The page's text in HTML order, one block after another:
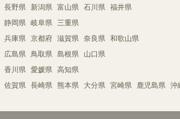
長野県 新潟県 富山県 石川県 福井県
静岡県 岐阜県 三重県
兵庫県 京都府 滋賀県 奈良県 和歌山県
広島県 鳥取県 島根県 山口県
香川県 愛媛県 高知県
佐賀県 長崎県 熊本県 大分県 宮崎県 鹿児島県 沖